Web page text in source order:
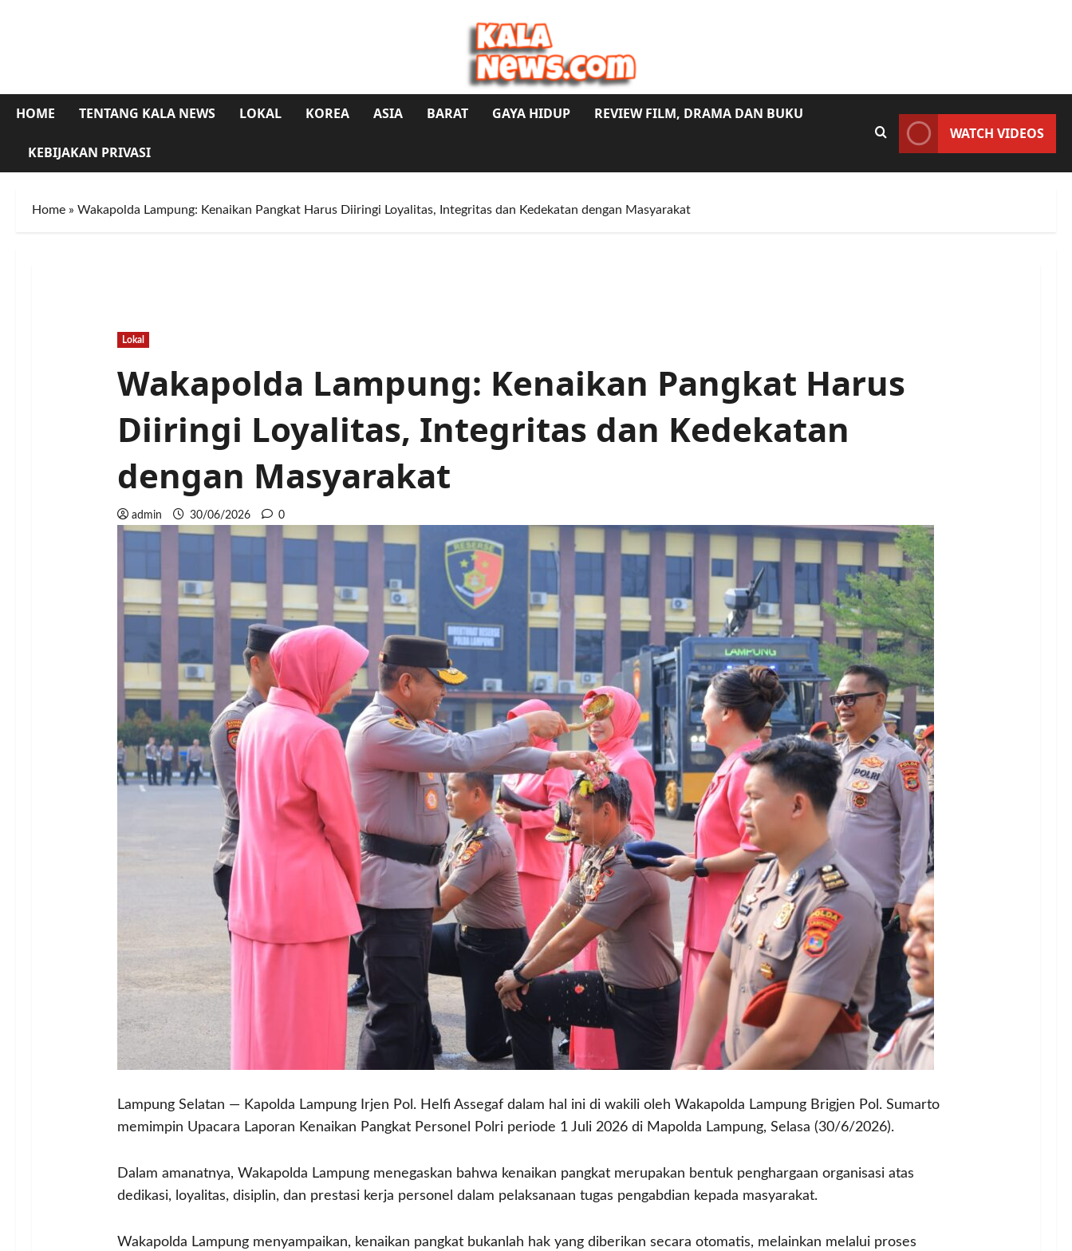
HOME TENTANG KALA NEWS LOKAL KOREA ASIA BARAT GAYA HIDUP REVIEW FILM, DRAMA DAN BUKU
KEBIJAKAN PRIVASI
WATCH VIDEOS
Home » Wakapolda Lampung: Kenaikan Pangkat Harus Diiringi Loyalitas, Integritas dan Kedekatan dengan Masyarakat
Lokal
Wakapolda Lampung: Kenaikan Pangkat Harus
Diiringi Loyalitas, Integritas dan Kedekatan
dengan Masyarakat
admin 30/06/2026 0
Lampung Selatan — Kapolda Lampung Irjen Pol. Helfi Assegaf dalam hal ini di wakili oleh Wakapolda Lampung Brigjen Pol. Sumarto
memimpin Upacara Laporan Kenaikan Pangkat Personel Polri periode 1 Juli 2026 di Mapolda Lampung, Selasa (30/6/2026).
Dalam amanatnya, Wakapolda Lampung menegaskan bahwa kenaikan pangkat merupakan bentuk penghargaan organisasi atas
dedikasi, loyalitas, disiplin, dan prestasi kerja personel dalam pelaksanaan tugas pengabdian kepada masyarakat.
Wakapolda Lampung menyampaikan, kenaikan pangkat bukanlah hak yang diberikan secara otomatis, melainkan melalui proses